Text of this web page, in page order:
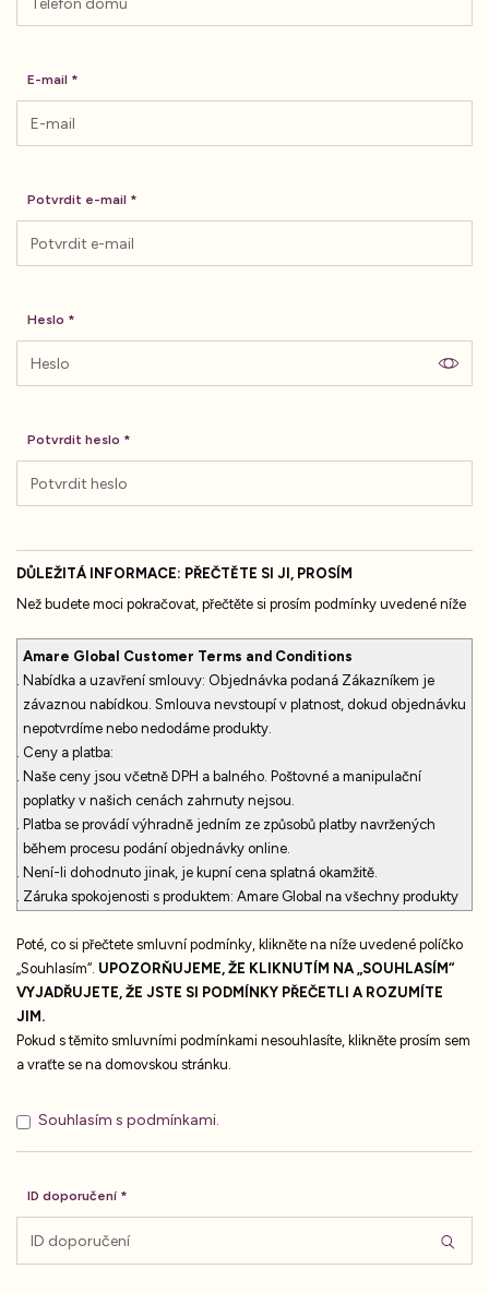
E-mail
Potvrdit e-mail
Heslo
Potvrdit heslo
DŮLEŽITÁ INFORMACE: PŘEČTĚTE SI JI, PROSÍM
Než budete moci pokračovat, přečtěte si prosím podmínky uvedené níže
Amare Global Customer Terms and Conditions
Nabídka a uzavření smlouvy: Objednávka podaná Zákazníkem je
závaznou nabídkou. Smlouva nevstoupí v platnost, dokud objednávku
nepotvrdíme nebo nedodáme produkty.
Ceny a platba:
Naše ceny jsou včetně DPH a balného. Poštovné a manipulační
poplatky v našich cenách zahrnuty nejsou.
Platba se provádí výhradně jedním ze způsobů platby navržených
během procesu podání objednávky online.
Není-li dohodnuto jinak, je kupní cena splatná okamžitě.
Záruka spokojenosti s produktem: Amare Global na všechny produkty
(30denní) záruku spokojenosti s vrácením peněz (kromě nákladů na
doručení). Zákazníci musí všechny vypotřebované i nevypotřebované
produkty společnosti Amare Global vrátit. Distribuční centrum
společnosti Amare Global zpracuje všechny vratky a refundace do
třiceti (30) dnů po obdržení produktu. Adresa pro vratky: Amare Global
Europe AB, Landskronvägen 27A, 25232 Helsingborg, Švédsko. V
zákaznického servisu na cs.eur@amare.com
stejného smluvního vztahu.
Poté, co si přečtete smluvní podmínky, klikněte na níže uvedené políčko
„Souhlasím“. UPOZORŇUJEME, ŽE KLIKNUTÍM NA „SOUHLASÍM“
VYJADŘUJETE, ŽE JSTE SI PODMÍNKY PŘEČETLI A ROZUMÍTE
JIM.
Pokud s těmito smluvními podmínkami nesouhlasíte, klikněte prosím sem
a vraťte se na domovskou stránku.
Souhlasím s podmínkami.
ID doporučení